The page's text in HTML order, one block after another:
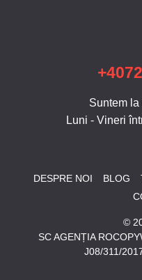
Suntem
Luni - Vineri
DESPRE NOI BLOG
©
SC AGENȚIA
J08/311/